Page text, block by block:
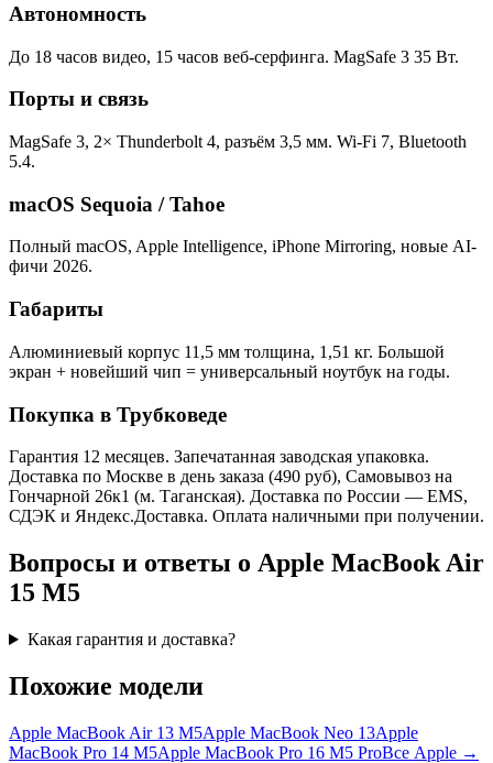
Автономность
До 18 часов видео, 15 часов веб-серфинга. MagSafe 3 35 Вт.
Порты и связь
MagSafe 3, 2× Thunderbolt 4, разъём 3,5 мм. Wi-Fi 7, Bluetooth
5.4.
macOS Sequoia / Tahoe
Полный macOS, Apple Intelligence, iPhone Mirroring, новые AI-
фичи 2026.
Габариты
Алюминиевый корпус 11,5 мм толщина, 1,51 кг. Большой
экран + новейший чип = универсальный ноутбук на годы.
Покупка в Трубковеде
Гарантия 12 месяцев. Запечатанная заводская упаковка.
Доставка по Москве в день заказа (490 руб), Самовывоз на
Гончарной 26к1 (м. Таганская). Доставка по России — EMS,
СДЭК и Яндекс.Доставка. Оплата наличными при получении.
Вопросы и ответы о Apple MacBook Air
15 M5
Какая гарантия и доставка?
Похожие модели
Apple MacBook Air 13 M5Apple MacBook Neo 13Apple
MacBook Pro 14 M5Apple MacBook Pro 16 M5 ProВсе Apple →